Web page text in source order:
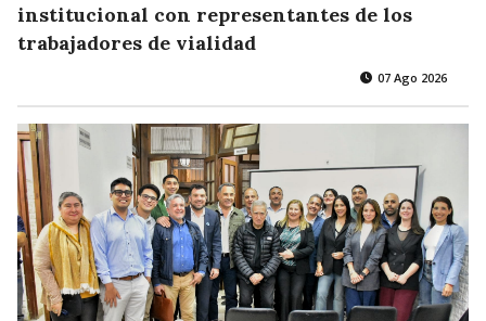
institucional con representantes de los
trabajadores de vialidad
07 Ago 2026